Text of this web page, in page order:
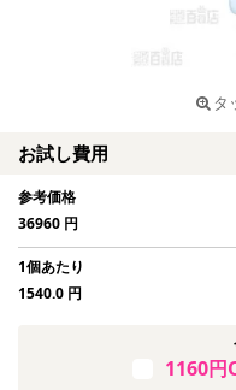
タ
お試し費用
参考価格
36960 円
1個あたり
1540.0 円
1160円